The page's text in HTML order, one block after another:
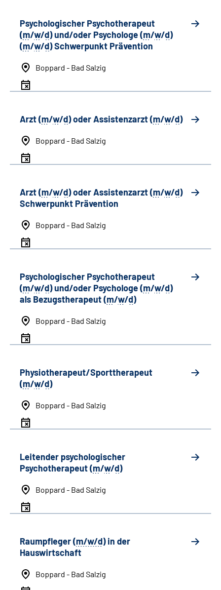
Psychologischer Psychotherapeut
(m/w/d) und/oder Psychologe (m/w/d)
(m/w/d) Schwerpunkt Prävention
Boppard - Bad Salzig
Arzt (m/w/d) oder Assistenzarzt (m/w/d)
Boppard - Bad Salzig
Arzt (m/w/d) oder Assistenzarzt (m/w/d)
Schwerpunkt Prävention
Boppard - Bad Salzig
Psychologischer Psychotherapeut
(m/w/d) und/oder Psychologe (m/w/d)
als Bezugstherapeut (m/w/d)
Boppard - Bad Salzig
Physiotherapeut/Sporttherapeut
(m/w/d)
Boppard - Bad Salzig
Leitender psychologischer
Psychotherapeut (m/w/d)
Boppard - Bad Salzig
Raumpfleger (m/w/d) in der
Hauswirtschaft
Boppard - Bad Salzig